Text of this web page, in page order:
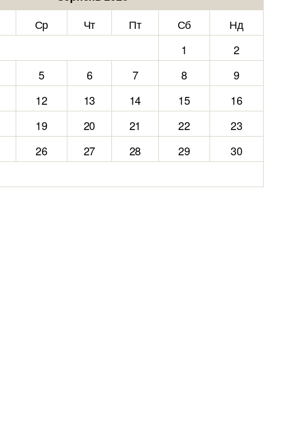
Ср Чт Пт Сб
Нд
1
2
5 6 7 8
9
12 13 14 15
16
19 20 21 22
23
26 27 28 29
30